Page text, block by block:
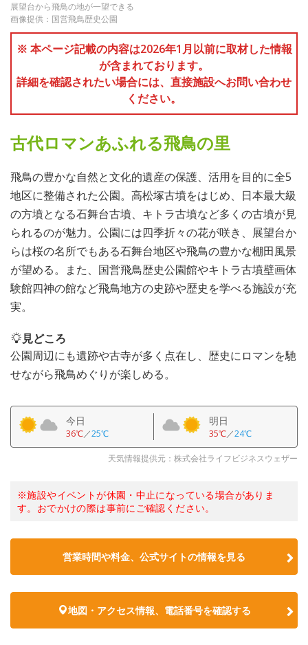
展望台から飛鳥の地が一望できる
画像提供：国営飛鳥歴史公園
※ 本ページ記載の内容は2026年1月以前に取材した情報
が含まれております。
詳細を確認されたい場合には、直接施設へお問い合わせ
ください。
古代ロマンあふれる飛鳥の里
飛鳥の豊かな自然と文化的遺産の保護、活用を目的に全5
地区に整備された公園。高松塚古墳をはじめ、日本最大級
の方墳となる石舞台古墳、キトラ古墳など多くの古墳が見
られるのが魅力。公園には四季折々の花が咲き、展望台か
らは桜の名所でもある石舞台地区や飛鳥の豊かな棚田風景
が望める。また、国営飛鳥歴史公園館やキトラ古墳壁画体
験館四神の館など飛鳥地方の史跡や歴史を学べる施設が充
実。
見どころ
公園周辺にも遺跡や古寺が多く点在し、歴史にロマンを馳
せながら飛鳥めぐりが楽しめる。
今日
36℃／25℃
明日
35℃／24℃
天気情報提供元：株式会社ライフビジネスウェザー
※施設やイベントが休園・中止になっている場合がありま
す。おでかけの際は事前にご確認ください。
営業時間や料金、公式サイトの情報を見る
地図・アクセス情報、電話番号を確認する